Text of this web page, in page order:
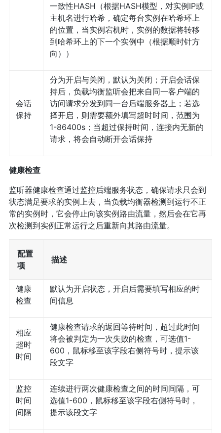
一致性HASH（根据HASH模型，对实例IP或
主机名进行哈希，确定每台实例在哈希环上
的位置，当实例宕机时，实例的数据将转移
到哈希环上的下一个实例中（根据顺时针方
向））
会话
保持
分为开启与关闭，默认为关闭；开启会话保
持后，负载均衡监听会把来自同一客户端的
访问请求分发到同一台后端服务器上；若选
择开启，则需要额外填写超时时间，范围为
1-86400s；当超过保持时间，连接内无新的
请求，将会自动断开会话保持
健康检查
监听器健康检查通过监控后端服务状态，确保请求只会到
状态满足要求的实例上去，当负载均衡器检测到运行不正
常的实例时，它会停止向该实例路由流量，然后会在它再
次检测到实例正常运行之后重新向其路由流量。
配置
项
描述
健康
检查
默认为开启状态，开启后需要填写相应的时
间信息
相应
超时
时间
健康检查请求的返回等待时间，超过此时间
将会被判定为一次失败的检查，可选值1-
600，鼠标移至该字段右侧符号时，提示该
段文字
监控
时间
间隔
连续进行两次健康检查之间的时间间隔，可
选值1-600，鼠标移至该字段右侧符号时，
提示该段文字